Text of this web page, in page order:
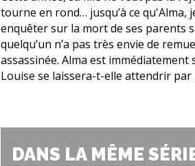
tourne en rond… jusqu’à ce
enquêter sur la mort de ses parents
quelqu’un n’a pas très envie de
assassinée. Alma est immédiatement
Louise se laissera-t-elle attendrir par
DANS LA MÊME